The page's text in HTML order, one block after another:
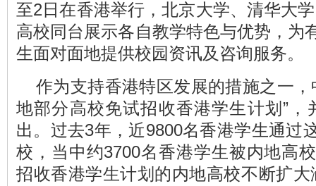
至2日在香港举行，北京大学、清华大
高校同台展示各自教学特色与优势，为
生面对面地提供校园资讯及咨询服务。
作为支持香港特区发展的措施之一，
地部分高校免试招收香港学生计划”，
出。过去3年，近9800名香港学生通过
校，当中约3700名香港学生被内地高
招收香港学生计划的内地高校不断扩